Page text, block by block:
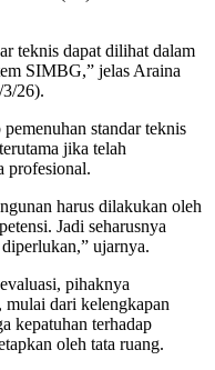
teknis dapat dilihat dalam
SIMBG,” jelas Araina
3/26).
standar teknis
jika telah
profesional.
harus dilakukan oleh
Jadi seharusnya
ujarnya.
pihaknya
dari kelengkapan
kepatuhan terhadap
oleh tata ruang.